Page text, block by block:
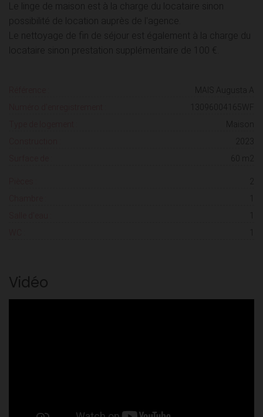
Le linge de maison est à la charge du locataire sinon
possibilité de location auprès de l'agence.
Le nettoyage de fin de séjour est également à la charge du
locataire sinon prestation supplémentaire de 100 €.
MAIS Augusta A
13096004165WF
2023
Vidéo